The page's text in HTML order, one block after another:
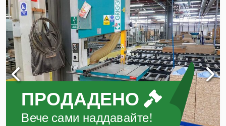
ПРОДАДЕНО
Вече сами наддавайте!